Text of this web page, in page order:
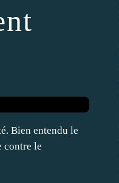
Bien entendu le
contre le